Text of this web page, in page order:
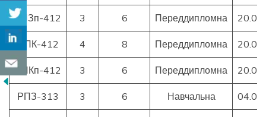
РПЗп-412 3 6 Переддипломна
ОПК-412 4 8 Переддипломна
ОПКп-412 3 6 Переддипломна
РПЗ-313 3 6 Навчальна